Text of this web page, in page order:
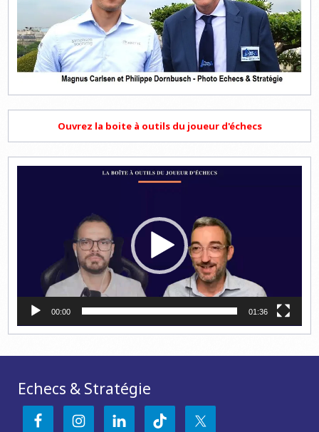
Ouvrez la boite à outils du joueur d'échecs
00:00 01:36
Echecs & Stratégie